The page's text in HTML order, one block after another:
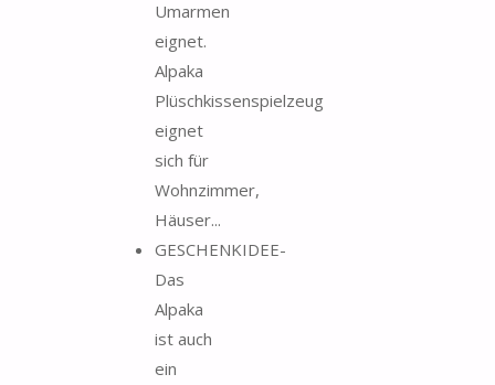
Umarmen
eignet.
Alpaka
Plüschkissenspielzeug
eignet
sich für
Wohnzimmer,
Häuser...
GESCHENKIDEE-
Das
Alpaka
ist auch
ein